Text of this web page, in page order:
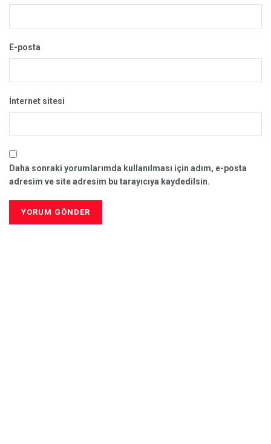
E-posta
İnternet sitesi
Daha sonraki yorumlarımda kullanılması için adım, e-posta
adresim ve site adresim bu tarayıcıya kaydedilsin.